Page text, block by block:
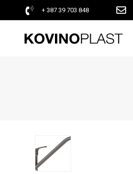
+ 387 39 703 848